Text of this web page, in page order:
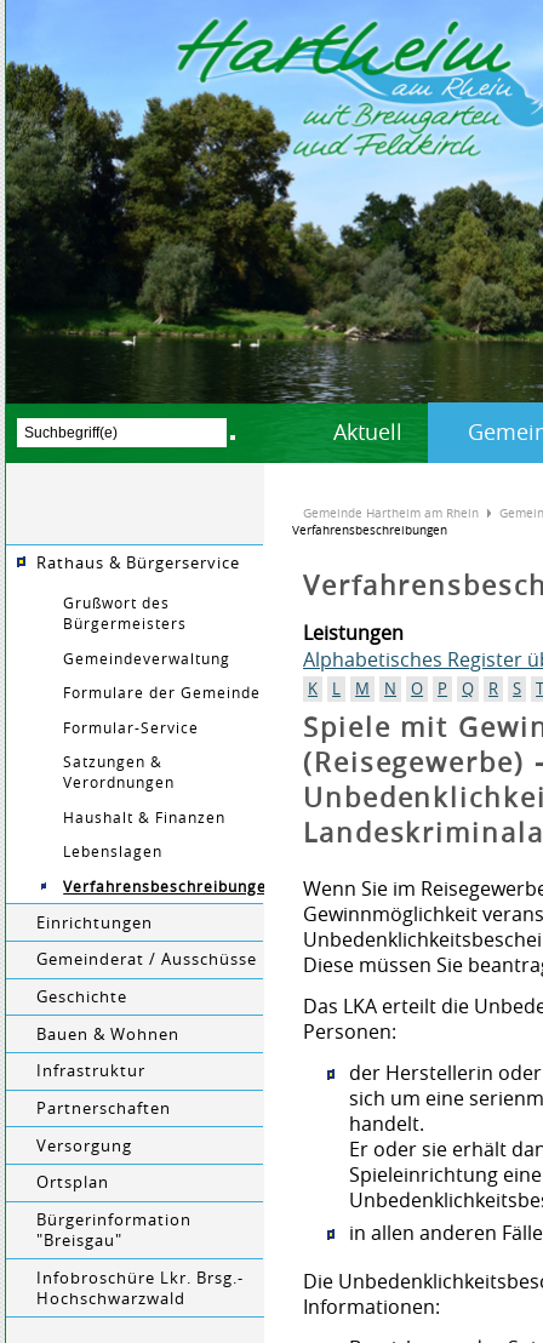
Aktuell
Rathaus & Bürgerservice
Grußwort des
Bürgermeisters
Gemeindeverwaltung
Formulare der Gemeinde
Formular-Service
Satzungen &
Verordnungen
Haushalt & Finanzen
Lebenslagen
Verfahrensbeschreibungen
Einrichtungen
Gemeinderat / Ausschüsse
Geschichte
Bauen & Wohnen
Infrastruktur
Partnerschaften
Versorgung
Ortsplan
Bürgerinformation
"Breisgau"
Infobroschüre Lkr. Brsg.-
Hochschwarzwald
Gemeinde Hartheim am Rhein
Verfahrensbeschreibungen
Leistungen
Alphabetisches Register
K L M N O P Q R S
Spiele mit
(Reisegewerbe)
Wenn Sie im
Gewinnmöglichkeit
Diese müssen Sie
Das LKA erteilt die
Personen:
der Herstellerin
sich um eine
handelt.
Er oder sie erhält
Spieleinrichtung
in allen anderen
Die
Informationen: